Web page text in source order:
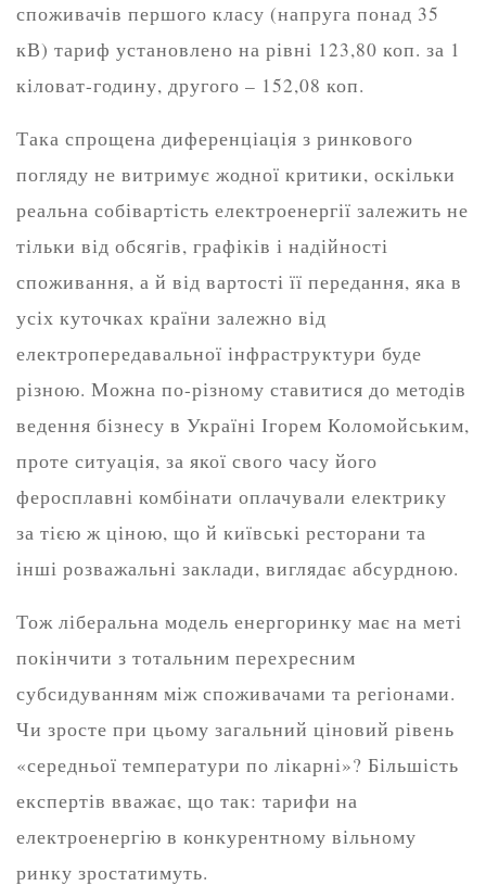
споживачів першого класу (напруга понад 35
кВ) тариф установлено на рівні 123,80 коп. за 1
кіловат-годину, другого – 152,08 коп.
Така спрощена диференціація з ринкового
погляду не витримує жодної критики, оскільки
реальна собівартість електроенергії залежить не
тільки від обсягів, графіків і надійності
споживання, а й від вартості її передання, яка в
усіх куточках країни залежно від
електропередавальної інфраструктури буде
різною. Можна по-різному ставитися до методів
ведення бізнесу в Україні Ігорем Коломойським,
проте ситуація, за якої свого часу його
феросплавні комбінати оплачували електрику
за тією ж ціною, що й київські ресторани та
інші розважальні заклади, виглядає абсурдною.
Тож ліберальна модель енергоринку має на меті
покінчити з тотальним перехресним
субсидуванням між споживачами та регіонами.
Чи зросте при цьому загальний ціновий рівень
«середньої температури по лікарні»? Більшість
експертів вважає, що так: тарифи на
електроенергію в конкурентному вільному
ринку зростатимуть.